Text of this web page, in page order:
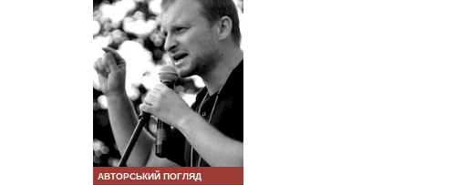
АВТОРСЬКИЙ ПОГЛЯД